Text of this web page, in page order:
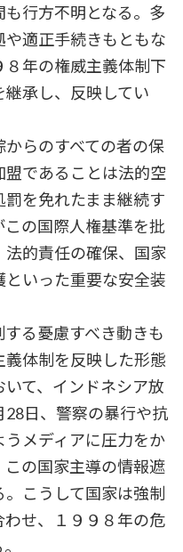
行方不明となる。多
適正手続きもともな
年の権威主義体制下
承し、反映してい
らのすべての者の保
であることは法的空
を免れたまま継続す
の国際人権基準を批
的責任の確保、国家
いった重要な安全装
る憂慮すべき動きも
体制を反映した形態
て、インドネシア放
日、警察の暴行や抗
メディアに圧力をか
の国家主導の情報遮
こうして国家は強制
せ、１９９８年の危